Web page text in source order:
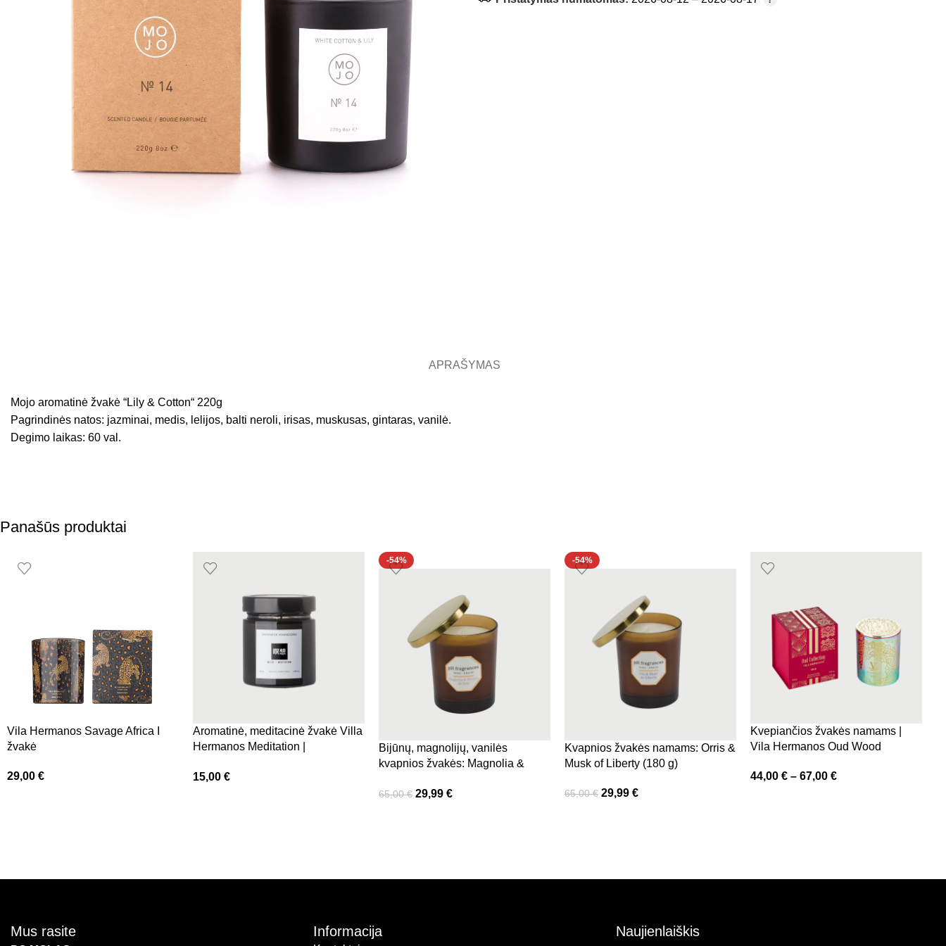
APRAŠYMAS
Mojo aromatinė žvakė “Lily & Cotton“ 220g
Pagrindinės natos: jazminai, medis, lelijos, balti neroli, irisas, muskusas, gintaras, vanilė.
Degimo laikas: 60 val.
Panašūs produktai
Vila Hermanos Savage Africa I
žvakė
29,00 €
Aromatinė, meditacinė žvakė Villa
Hermanos Meditation |
santalo kvapo
15,00 €
-54%
Bijūnų, magnolijų, vanilės
kvapnios žvakės: Magnolia &
65,00€ 29,99 €
-54%
Kvapnios žvakės namams: Orris &
Musk of Liberty (180 g)
65,00€ 29,99 €
Kvepiančios žvakės namams |
Vila Hermanos Oud Wood
44,00 € – 67,00 €
Mus rasite Informacija Naujienlaiškis